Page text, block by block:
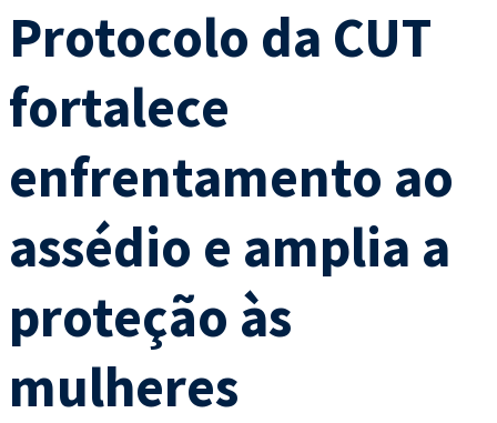
Protocolo da CUT
fortalece
enfrentamento ao
assédio e amplia a
proteção às
mulheres